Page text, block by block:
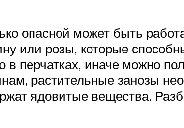
опасной может быть
или розы, которые
перчатках, иначе можно
растительные занозы
ядовитые вещества.